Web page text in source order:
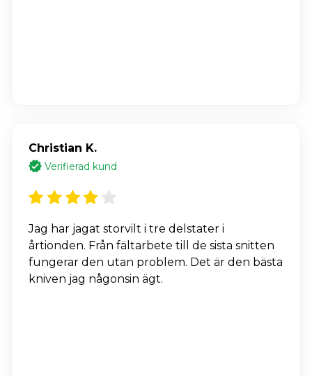
Christian K.
Verifierad kund
Jag har jagat storvilt i tre delstater i
årtionden. Från fältarbete till de sista snitten
fungerar den utan problem. Det är den bästa
kniven jag någonsin ägt.